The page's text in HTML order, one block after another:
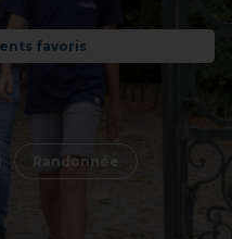
favoris
Randonnée